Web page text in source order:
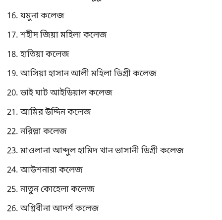
যমুনা কলেজ
শহীদ জিয়া মহিলা কলেজ
হাতিয়া কলেজ
আসিয়া হাসান আলী মহিলা ডিগ্রী কলেজ
ভাই ঘাট আইডিয়াল কলেজ
আমির উদ্দিন কলেজ
নরিল্লা কলেজ
মাওলানা আব্দুল হামিদ খান ভাসানী ডিগ্রী কলেজ
আউশনারা কলেজ
নাতুন কোহেলা কলেজ
অগ্নিবীনা আদর্শ কলেজ